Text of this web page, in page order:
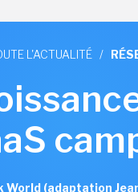
L'ACTUALITÉ /
World (adaptation